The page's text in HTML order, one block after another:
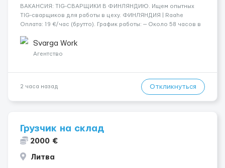
​​ВАКАНСИЯ: TIG-СВАРЩИКИ В ФИНЛЯНДИЮ. Ищем опытных
TIG-сварщиков для работы в цеху. ФИНЛЯНДИЯ | Raahe
Оплата: 19 €/час (брутто). График работы: — Около 58 часов в
переработки. Дата начала: — Как можно скорее....
Svarga Work
Агентство
2 часа назад Откликнуться
Грузчик на склад
2000 €
Литва